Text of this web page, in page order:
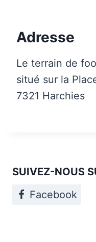
Adresse
Le terrain de
situé sur la
7321 Harchies
SUIVEZ-NOUS
Facebook